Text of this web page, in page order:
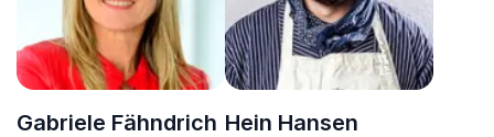
Gabriele Fähndrich Hein Hansen